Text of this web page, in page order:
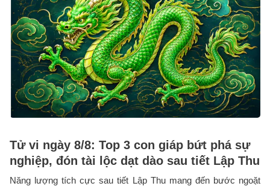
Tử vi ngày 8/8: Top 3 con giáp bứt phá sự
nghiệp, đón tài lộc dạt dào sau tiết Lập Thu
Năng lượng tích cực sau tiết Lập Thu mang đến bước ngoặt